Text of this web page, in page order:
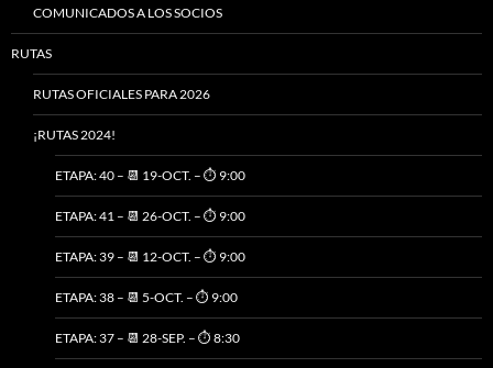
COMUNICADOS A LOS SOCIOS
RUTAS
RUTAS OFICIALES PARA 2026
¡RUTAS 2024!
ETAPA: 40 – 📆 19-OCT. – ⏱️ 9:00
ETAPA: 41 – 📆 26-OCT. – ⏱️ 9:00
ETAPA: 39 – 📆 12-OCT. – ⏱️ 9:00
ETAPA: 38 – 📆 5-OCT. – ⏱️ 9:00
ETAPA: 37 – 📆 28-SEP. – ⏱️ 8:30